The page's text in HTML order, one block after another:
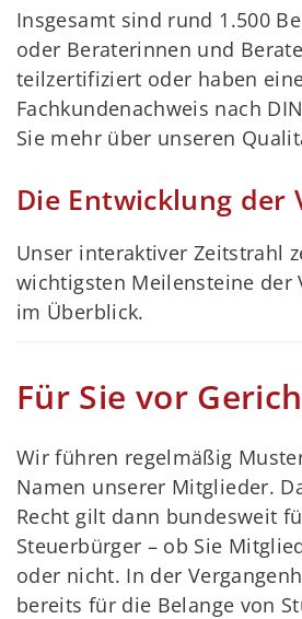
Insgesamt sind rund 1.500
oder Beraterinnen und
teilzertifiziert oder haben
Fachkundenachweis nach
Sie mehr über unseren
Die Entwicklung der
Unser interaktiver Zeitstrahl
wichtigsten Meilensteine der
im Überblick.
Für Sie vor
Wir führen regelmäßig
Namen unserer Mitglieder.
Recht gilt dann bundesweit
Steuerbürger – ob Sie
oder nicht. In der
bereits für die Belange von